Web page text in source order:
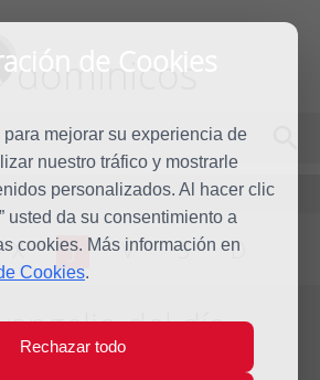
de Cookies
mejorar su experiencia de
nuestro tráfico y mostrarle
personalizados. Al hacer clic
usted da su consentimiento a
cookies. Más información en
Cookies.
Rechazar todo
dominicos
X J V S D
del día